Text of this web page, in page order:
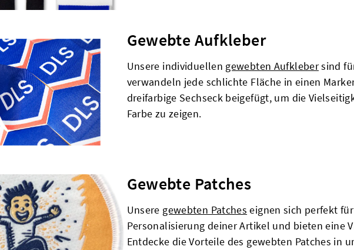
Gewebte Aufkleber
Unsere individuellen gewebten Aufklebersind
verwandeln jede schlichte Fläche in einen
dreifarbige Sechseck beigefügt, um die
Farbe zu zeigen.
Gewebte Patches
Unsere gewebten Patches eignen sich perfekt
Personalisierung deiner Artikel und bieten eine
Entdecke die Vorteile des gewebten Patches in